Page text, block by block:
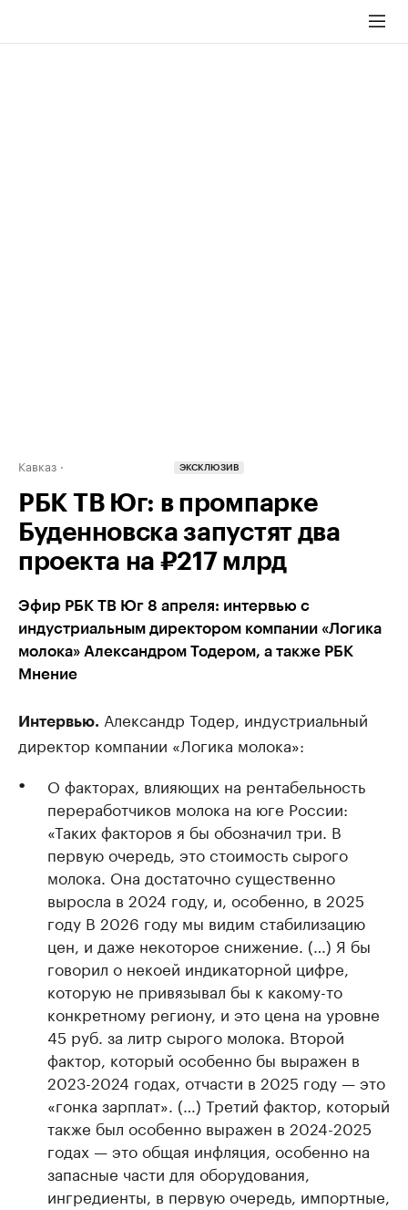
Кавказ ЭКСКЛЮЗИВ
РБК ТВ Юг: в промпарке
Буденновска запустят два
проекта на ₽217 млрд
Эфир РБК ТВ Юг 8 апреля: интервью с
индустриальным директором компании «Логика
молока» Александром Тодером, а также РБК
Мнение
Интервью. Александр Тодер, индустриальный
директор компании «Логика молока»:
О факторах, влияющих на рентабельность
переработчиков молока на юге России:
«Таких факторов я бы обозначил три. В
первую очередь, это стоимость сырого
молока. Она достаточно существенно
выросла в 2024 году, и, особенно, в 2025
году В 2026 году мы видим стабилизацию
цен, и даже некоторое снижение. (…) Я бы
говорил о некоей индикаторной цифре,
которую не привязывал бы к какому-то
конкретному региону, и это цена на уровне
45 руб. за литр сырого молока. Второй
фактор, который особенно бы выражен в
2023-2024 годах, отчасти в 2025 году — это
«гонка зарплат». (…) Третий фактор, который
также был особенно выражен в 2024-2025
годах — это общая инфляция, особенно на
запасные части для оборудования,
ингредиенты, в первую очередь, импортные,